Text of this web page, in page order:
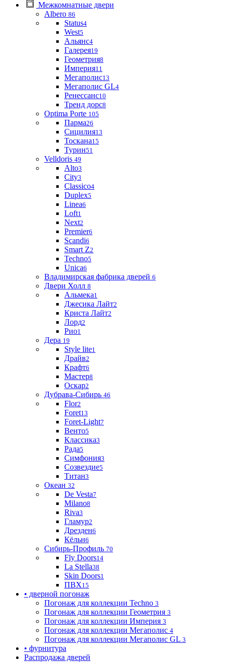
Межкомнатные двери
Albero 86
Status4
West5
Альянс4
Галерея19
Геометрия8
Империя11
Мегаполис13
Мегаполис GL4
Ренессанс10
Тренд дорс8
Optima Porte 105
Парма26
Сицилия13
Тоскана15
Турин51
Velldoris 49
Alto3
City3
Classico4
Duplex5
Linea6
Loft1
Next2
Premier6
Scandi6
Smart Z2
Techno5
Unica6
Владимирская фабрика дверей 6
Двери Холл 8
Альмека1
Джесика Лайт2
Криста Лайт2
Лорд2
Рио1
Дера 19
Style lite1
Драйв2
Крафт6
Мастер8
Оскар2
Дубрава-Сибирь 46
Flor2
Foret13
Foret-Light7
Венто5
Классика3
Рада5
Симфония3
Созвездие5
Титан3
Океан 32
De Vesta7
Milano8
Riva3
Гламур2
Дрезден6
Кёльн6
Сибирь-Профиль 70
Fly Doors14
La Stella38
Skin Doors1
ПВХ15
• дверной погонаж
Погонаж для коллекции Techno 3
Погонаж для коллекции Геометрия 3
Погонаж для коллекции Империя 3
Погонаж для коллекции Мегаполис 4
Погонаж для коллекции Мегаполис GL 3
• фурнитура
Распродажа дверей